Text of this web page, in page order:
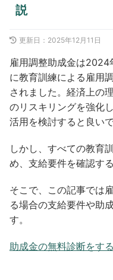
説
更新日： 2025年12月11日
雇用調整助成金は2024
に教育訓練による雇用
されました。経済上の
のリスキリングを強化
活用を検討すると良いで
しかし、すべての教育
め、支給要件を確認す
そこで、この記事では
る場合の支給要件や助
す。
助成金の無料診断をする